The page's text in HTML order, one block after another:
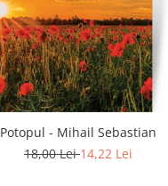
Potopul - Mihail Sebastian
18,00 Lei14,22 Lei